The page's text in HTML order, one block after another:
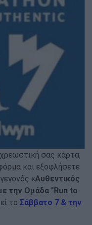
σας κάρτα,
και εξοφλήσετε
«Αυθεντικός
την Ομάδα "Run to
το Σάββατο 7 & την